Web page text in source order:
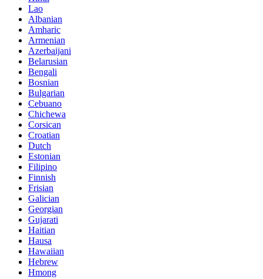
Lao
Albanian
Amharic
Armenian
Azerbaijani
Belarusian
Bengali
Bosnian
Bulgarian
Cebuano
Chichewa
Corsican
Croatian
Dutch
Estonian
Filipino
Finnish
Frisian
Galician
Georgian
Gujarati
Haitian
Hausa
Hawaiian
Hebrew
Hmong